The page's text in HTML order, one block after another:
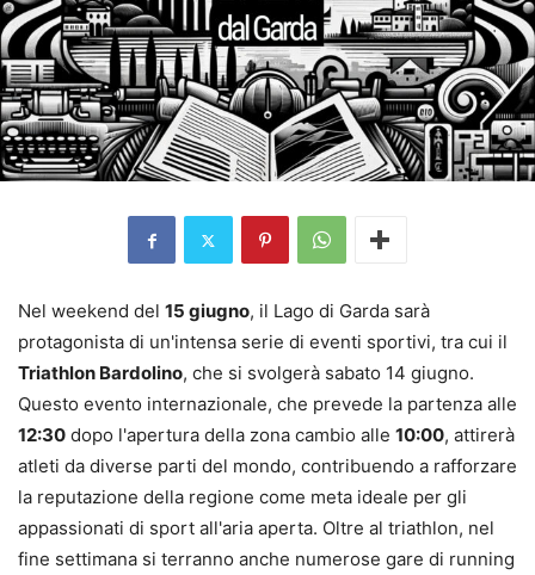
Nel weekend del 15 giugno, il Lago di Garda sarà
protagonista di un'intensa serie di eventi sportivi, tra cui il
Triathlon Bardolino, che si svolgerà sabato 14 giugno.
Questo evento internazionale, che prevede la partenza alle
12:30 dopo l'apertura della zona cambio alle 10:00, attirerà
atleti da diverse parti del mondo, contribuendo a rafforzare
la reputazione della regione come meta ideale per gli
appassionati di sport all'aria aperta. Oltre al triathlon, nel
fine settimana si terranno anche numerose gare di running